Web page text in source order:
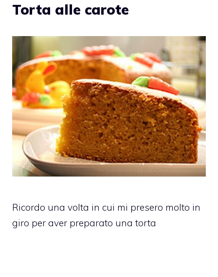
Torta alle carote
Ricordo una volta in cui mi presero molto in
giro per aver preparato una torta